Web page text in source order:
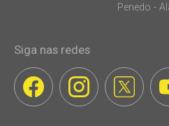
Penedo -
Siga nas redes